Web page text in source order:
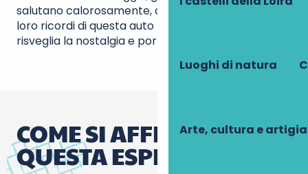
Luoghi di natura
Arte, cultura e
salutano calorosamente, condividendo con voi i
loro ricordi di questa auto leggendaria. La 2CV
risveglia la nostalgia e porta il sorriso.
COME SI AFFRONTA
QUESTA ESPERIENZA?